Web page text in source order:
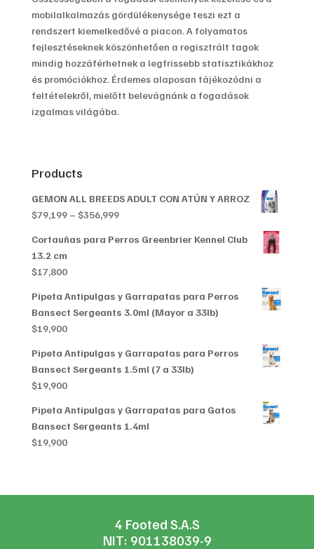
mobilalkalmazás gördülékenysége teszi ezt a
rendszert kiemelkedővé a piacon. A folyamatos
fejlesztéseknek köszönhetően a regisztrált tagok
mindig hozzáférhetnek a legfrissebb statisztikákhoz
és promóciókhoz. Érdemes alaposan tájékozódni a
feltételekről, mielőtt belevágnánk a fogadások
izgalmas világába.
Products
GEMON ALL BREEDS ADULT CON ATÚN Y ARROZ
$79,199 – $356,999Price
$79,199
Cortauñas para Perros Greenbrier Kennel Club
13.2 cm
$17,800
Pipeta Antipulgas y Garrapatas para Perros
Bansect Sergeants 3.0ml (Mayor a 33lb)
$19,900
Pipeta Antipulgas y Garrapatas para Perros
Bansect Sergeants 1.5ml (7 a 33lb)
$19,900
Pipeta Antipulgas y Garrapatas para Gatos
Bansect Sergeants 1.4ml
$19,900
4 Footed S.A.S
NIT: 901138039-9